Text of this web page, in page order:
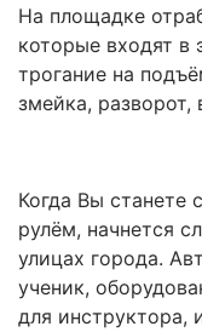
На площадке
которые входят
трогание на
змейка, разворот,
Когда Вы станете
рулём, начнется
улицах города.
ученик,
для инструктора,